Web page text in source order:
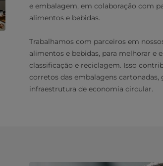
e embalagem, em colaboração com
alimentos e bebidas.
Trabalhamos com parceiros em
alimentos e bebidas, para melhorar e
classificação e reciclagem. Isso
corretos das embalagens
infraestrutura de economia circular.